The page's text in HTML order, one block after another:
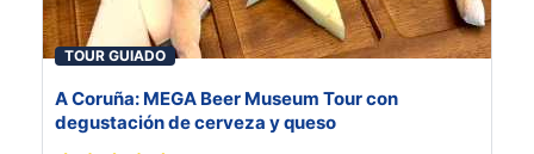
TOUR GUIADO
A Coruña: MEGA Beer Museum Tour con
degustación de cerveza y queso